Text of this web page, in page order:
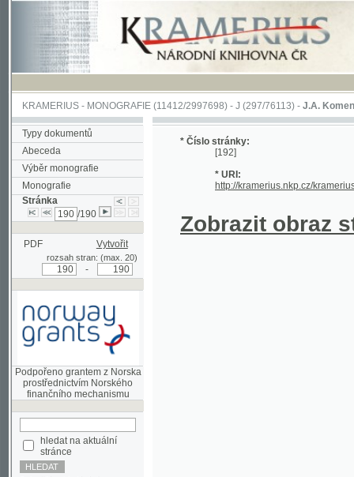
KRAMERIUS-MONOGRAFIE(11412/2997698) -J (297/76113)-J.A. Komenského
Typy dokumentů
Abeceda
Výběr monografie
Monografie
Stránka
/190
PDF Vytvořit
rozsah stran: (max. 20)
Podpořeno grantem z Norska
prostřednictvím Norského
hledat na aktuální
stránce
Pokročilé vyhledávání
* Číslo stránky:
[192]
* URI:
http://kramerius.nkp.cz/kramerius/